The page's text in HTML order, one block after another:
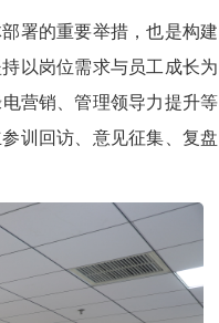
署的重要举措，也是构建
以岗位需求与员工成长为
营销、管理领导力提升等
训回访、意见征集、复盘